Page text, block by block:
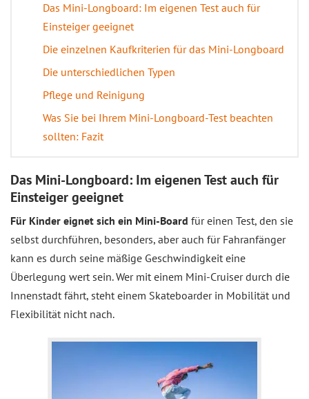
Das Mini-Longboard: Im eigenen Test auch für
Einsteiger geeignet
Die einzelnen Kaufkriterien für das Mini-Longboard
Die unterschiedlichen Typen
Pflege und Reinigung
Was Sie bei Ihrem Mini-Longboard-Test beachten
sollten: Fazit
Das Mini-Longboard: Im eigenen Test auch für
Einsteiger geeignet
Für Kinder eignet sich ein Mini-Board für einen Test, den sie
selbst durchführen, besonders, aber auch für Fahranfänger
kann es durch seine mäßige Geschwindigkeit eine
Überlegung wert sein. Wer mit einem Mini-Cruiser durch die
Innenstadt fährt, steht einem Skateboarder in Mobilität und
Flexibilität nicht nach.